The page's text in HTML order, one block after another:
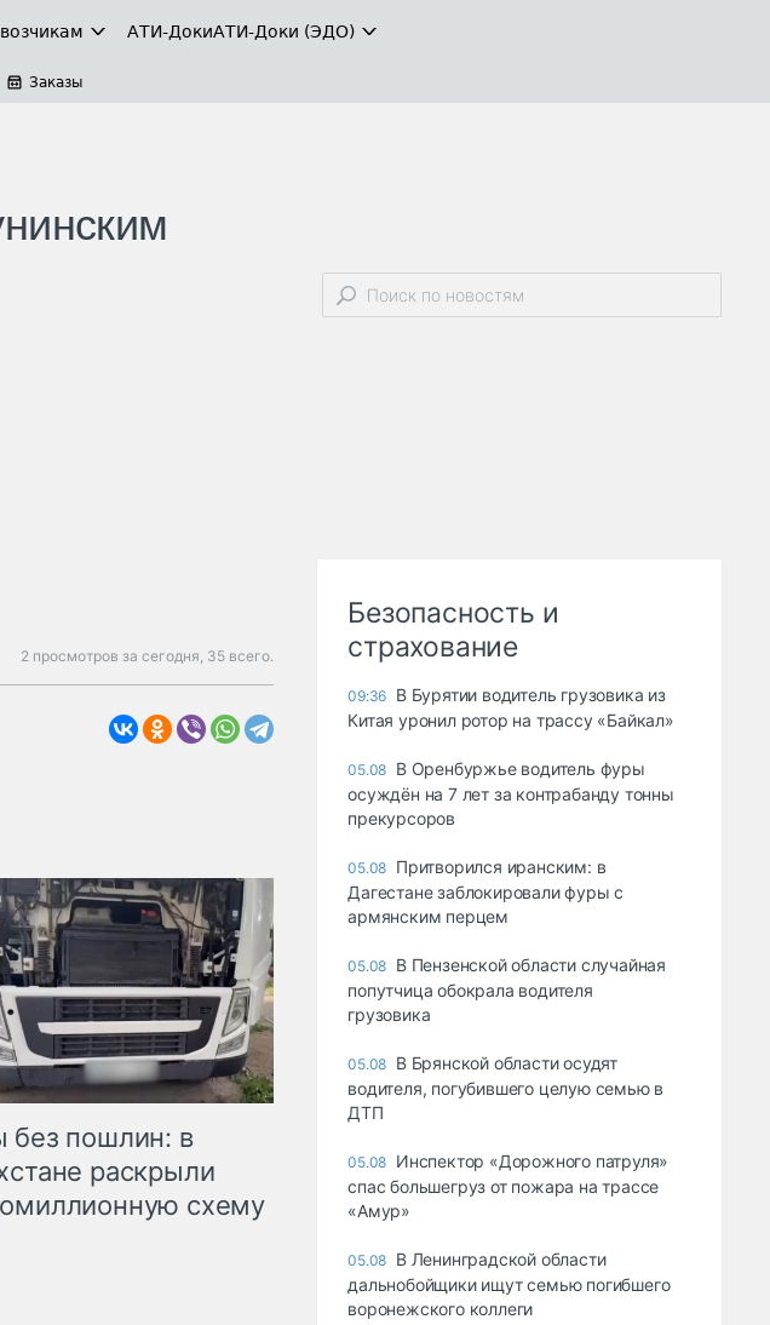
АТИ-ДокиАТИ-Доки (ЭДО)
Заказы
2 просмотров за сегодня, 35 всего.
без пошлин: в
раскрыли
схему
Безопасность и
страхование
09:36 В Бурятии водитель грузовика из
Китая уронил ротор на трассу «Байкал»
05.08 В Оренбуржье водитель фуры
осуждён на 7 лет за контрабанду тонны
прекурсоров
05.08 Притворился иранским: в
Дагестане заблокировали фуры с
армянским перцем
05.08 В Пензенской области случайная
попутчица обокрала водителя
грузовика
05.08 В Брянской области осудят
водителя, погубившего целую семью в
ДТП
05.08 Инспектор «Дорожного патруля»
спас большегруз от пожара на трассе
«Амур»
05.08 В Ленинградской области
дальнобойщики ищут семью погибшего
воронежского коллеги